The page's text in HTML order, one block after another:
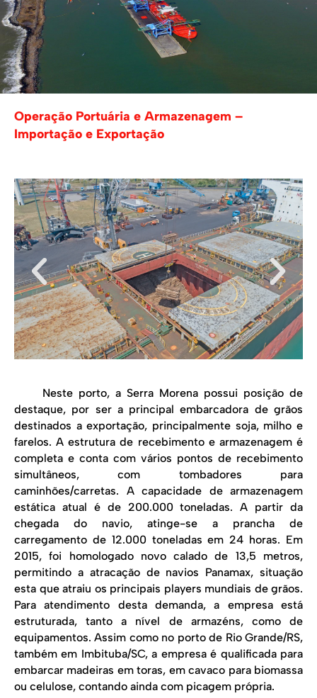
Operação Portuária e Armazenagem –
Importação e Exportação
Neste porto, a Serra Morena possui posição de
destaque, por ser a principal embarcadora de grãos
destinados a exportação, principalmente soja, milho e
farelos. A estrutura de recebimento e armazenagem é
completa e conta com vários pontos de recebimento
simultâneos, com tombadores para
caminhões/carretas. A capacidade de armazenagem
estática atual é de 200.000 toneladas. A partir da
chegada do navio, atinge-se a prancha de
carregamento de 12.000 toneladas em 24 horas. Em
2015, foi homologado novo calado de 13,5 metros,
permitindo a atracação de navios Panamax, situação
esta que atraiu os principais players mundiais de grãos.
Para atendimento desta demanda, a empresa está
estruturada, tanto a nível de armazéns, como de
equipamentos. Assim como no porto de Rio Grande/RS,
também em Imbituba/SC, a empresa é qualificada para
embarcar madeiras em toras, em cavaco para biomassa
ou celulose, contando ainda com picagem própria.